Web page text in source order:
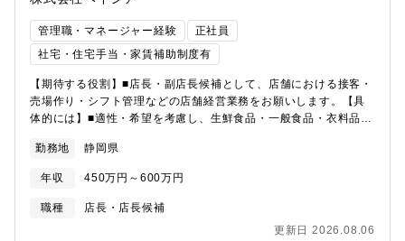
管理職・マネージャー経験
正社員
社宅・住宅手当・家賃補助制度有
【期待する役割】■店長・副店長候補として、店舗における接客・
売場作り・シフト管理などの店舗経営業務をお願いします。【具
体的には】■適性・希望を考慮し、生鮮食品・一般食品・衣料品・
うなレイアウトの考案・陳列※マネジメント業務など店舗運営・
経営に関する幅広い業務を担当頂きます。【 勤務時間例 】・7：
50～17：10（実働8時間／休憩80分）・9：50～19：10（実働8
時間／休憩80分）・10：50～20：10（実働8時間／休憩80分
ウトに沿って並べますが、「ここはこうした方がいい。」という
勤務地 静岡県
年収 450万円～600万円
職種
店長・店長候補
更新日 2026.08.06